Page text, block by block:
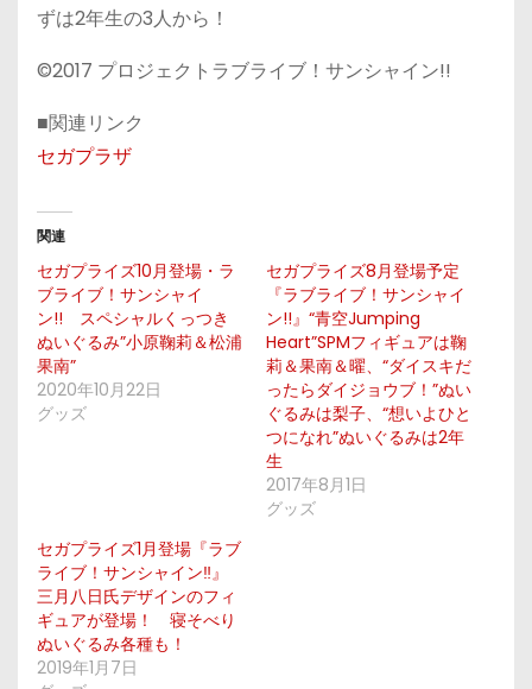
ずは2年生の3人から！
©2017 プロジェクトラブライブ！サンシャイン!!
■関連リンク
セガプラザ
関連
セガプライズ10月登場・ラ
ブライブ！サンシャイ
ン!! スペシャルくっつき
ぬいぐるみ”小原鞠莉＆松浦
果南”
2020年10月22日
グッズ
セガプライズ8月登場予定
『ラブライブ！サンシャイ
ン!!』“青空Jumping
Heart”SPMフィギュアは鞠
莉＆果南＆曜、“ダイスキだ
ったらダイジョウブ！”ぬい
ぐるみは梨子、“想いよひと
つになれ”ぬいぐるみは2年
生
2017年8月1日
グッズ
セガプライズ1月登場『ラブ
ライブ！サンシャイン‼』
三月八日氏デザインのフィ
ギュアが登場！ 寝そべり
ぬいぐるみ各種も！
2019年1月7日